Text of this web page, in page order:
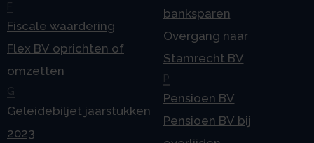
F
Fiscale waardering
Flex BV oprichten of
omzetten
G
Geleidebiljet jaarstukken
2023
banksparen
Overgang naar
Stamrecht BV
P
Pensioen BV
Pensioen BV bij